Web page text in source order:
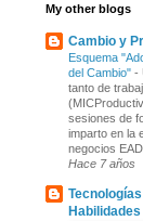
My other blogs
Cambio y
Esquema
del Cambio" -
tanto de
sesiones de
imparto en la
negocios
Hace 7 años